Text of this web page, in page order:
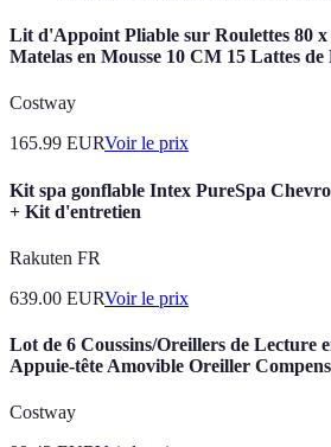
Lit d'Appoint Pliable sur Roulettes 80
Matelas en Mousse 10 CM 15 Lattes
Costway
165.99 EURVoir le prix
Kit spa gonflable Intex PureSpa
+ Kit d'entretien
Rakuten FR
639.00 EURVoir le prix
Lot de 6 Coussins/Oreillers de Lecture
Appuie-tête Amovible Oreiller
Costway